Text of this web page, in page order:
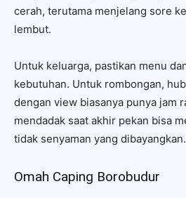
cerah, terutama menjelang sore
lembut.
Untuk keluarga, pastikan menu
kebutuhan. Untuk rombongan,
dengan view biasanya punya jam
mendadak saat akhir pekan bisa
tidak senyaman yang dibayangkan.
Omah Caping Borobudur